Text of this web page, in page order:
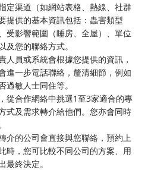
定渠道（如網站表格、熱線、社群
提供的基本資訊包括：蟲害類型
受影響範圍（睡房、全屋）、單位
及您的聯絡方式。
人員或系統會根據您提供的資訊，
進一步電話聯絡，釐清細節，例如
過敏人士同住等。
從合作網絡中挑選1至3家適合的專
式及需求轉介給他們。您亦會同時
介的公司會直接與您聯絡，預約上
時，您可比較不同公司的方案、用
最終決定。